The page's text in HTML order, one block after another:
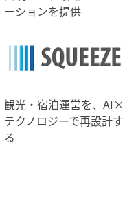
ーションを提供
観光・宿泊運営を、AI×
テクノロジーで再設計す
る